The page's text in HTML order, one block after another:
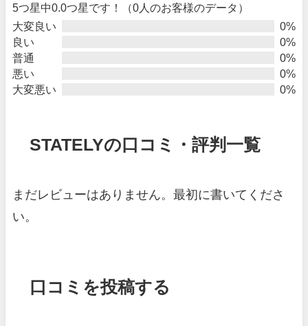
5つ星中0.0つ星です！（0人のお客様のデータ）
大変良い
0%
良い
0%
普通
0%
悪い
0%
大変悪い
0%
STATELYの口コミ・評判一覧
まだレビューはありません。最初に書いてくださ
い。
口コミを投稿する